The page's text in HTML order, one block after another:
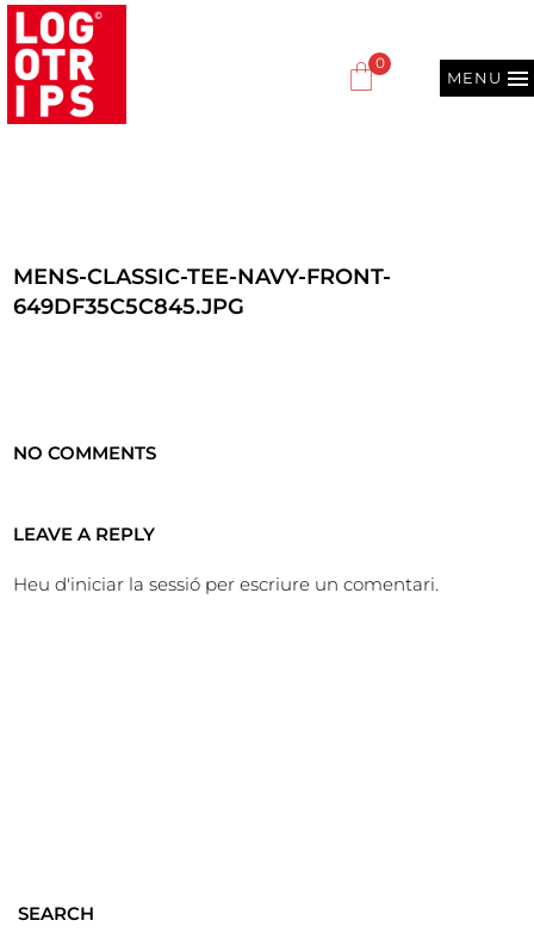
MENU
0
MENS-CLASSIC-TEE-NAVY-FRONT-
649DF35C5C845.JPG
NO COMMENTS
LEAVE A REPLY
Heu d'iniciar la sessió per escriure un comentari.
SEARCH